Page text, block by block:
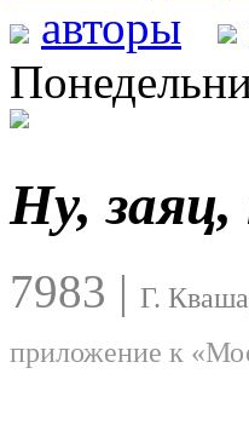
авторы
Ну, заяц,
7983 | Г.
приложение к